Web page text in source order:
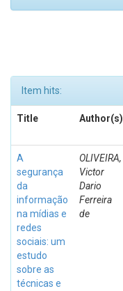
Item hits:
Title Author(s)
A
segurança
da
informação
na mídias e
redes
sociais: um
estudo
sobre as
técnicas e
OLIVEIRA,
Victor
Dario
Ferreira
de